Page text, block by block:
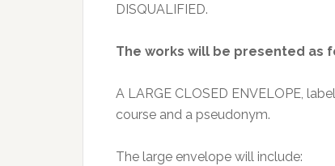
DISQUALIFIED.
The works will be presented as
A LARGE CLOSED ENVELOPE,
course and a pseudonym.
The large envelope will include: